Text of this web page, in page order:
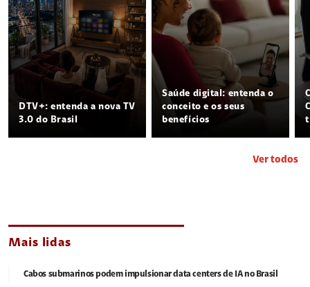
DTV+: entenda a nova TV
3.0 do Brasil
Saúde digital: entenda o
conceito e os seus
benefícios
Ver todos
Mais lidas
Cabos submarinos podem impulsionar data centers de IA no Brasil